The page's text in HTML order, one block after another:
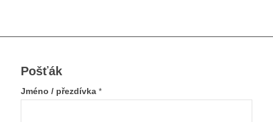
Pošťák
Jméno / přezdívka *